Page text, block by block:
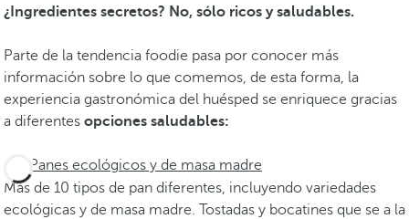
¿Ingredientes secretos? No, sólo ricos y saludables.
Parte de la tendencia foodie pasa por conocer más
información sobre lo que comemos, de esta forma, la
experiencia gastronómica del huésped se enriquece gracias
a diferentes opciones saludables:
Panes ecológicos y de masa madre
Más de 10 tipos de pan diferentes, incluyendo variedades
ecológicas y de masa madre. Tostadas y bocatines que se a la